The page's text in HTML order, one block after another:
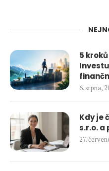
5
6. srpna,
Kdy je
s.r.o. a
27.